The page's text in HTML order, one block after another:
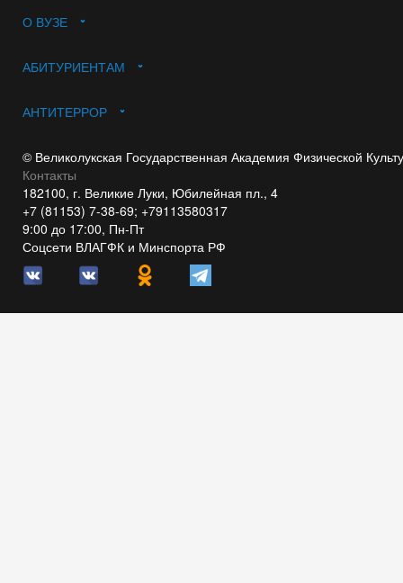
О ВУЗЕ
АБИТУРИЕНТАМ
АНТИТЕРРОР
© Великолукская Государственная Академия Физической
Контакты
182100, г. Великие Луки, Юбилейная пл., 4
+7 (81153) 7-38-69; +79113580317
9:00 до 17:00, Пн-Пт
Соцсети ВЛАГФК и Минспорта РФ